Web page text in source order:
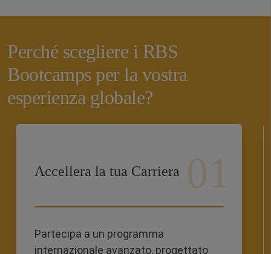
Perché scegliere i RBS
Bootcamps per la vostra
esperienza globale?
Accellera la tua Carriera
Partecipa a un programma
internazionale avanzato, progettato